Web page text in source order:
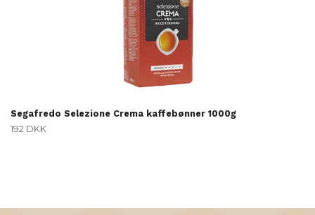
Segafredo Selezione Crema kaffebønner 1000g
192 DKK